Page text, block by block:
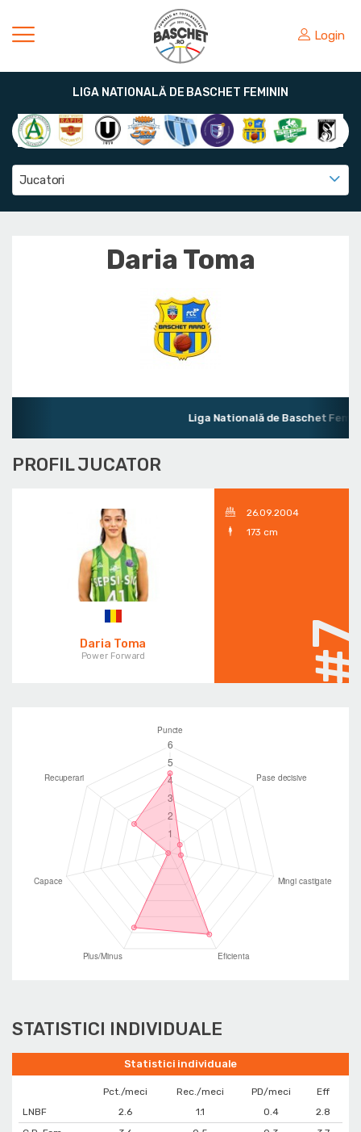
Login
LIGA NATIONALĂ DE BASCHET FEMININ
Jucatori
Daria Toma
Liga Natională de Baschet
PROFIL JUCATOR
Daria Toma
Power Forward
26.09.2004
173 cm
STATISTICI INDIVIDUALE
Statistici individuale
Pct./meci Rec./meci PD/meci
Eff
LNBF
2.6 1.1 0.4
2.8